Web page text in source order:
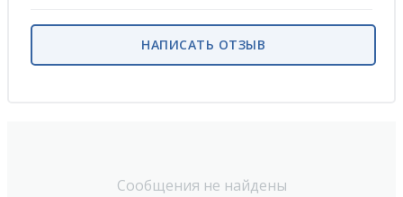
Сообщения не найдены
НАПИСАТЬ ОТЗЫВ